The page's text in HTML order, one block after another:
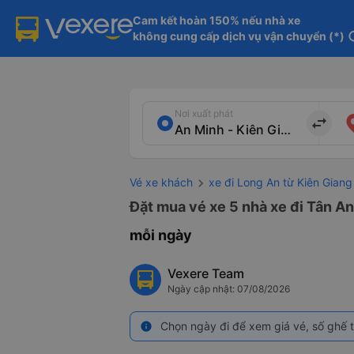
Cam kết hoàn 150% nếu nhà xe
không cung cấp dịch vụ vận chuyển (*)
Nơi xuất phát
import_export
Vé xe khách xe đi Long An từ Kiên Giang
Đặt mua vé xe 5 nhà xe đi Tân
mỗi ngày
Vexere Team
Ngày cập nhật: 07/08/2026
info Chọn ngày đi để xem giá vé, số